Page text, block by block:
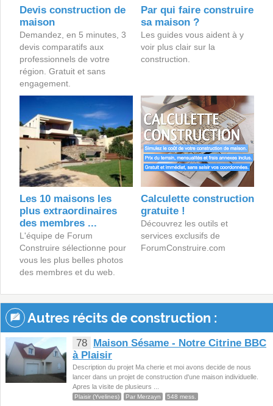
Devis construction de
maison
Demandez, en 5 minutes, 3
devis comparatifs aux
professionnels de votre
région. Gratuit et sans
engagement.
Par qui faire construire
sa maison ?
Les guides vous aident à y
voir plus clair sur la
construction.
Les 10 maisons les
plus extraordinaires
des membres ...
L'équipe de Forum
Construire sélectionne pour
vous les plus belles photos
des membres et du web.
Calculette construction
gratuite !
Découvrez les outils et
services exclusifs de
ForumConstruire.com
Autres récits de construction :
78
Maison Sésame - Notre Citrine BBC
à Plaisir
Description du projet Ma cherie et moi avons decide de nous
lancer dans un projet de construction d'une maison individuelle.
Apres la visite de plusieurs ...
Plaisir (Yvelines) Par Merzayn 548 mess.